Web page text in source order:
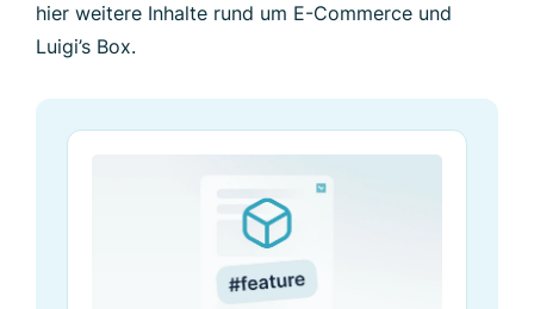
hier weitere Inhalte rund um E-Commerce und
Luigi’s Box.